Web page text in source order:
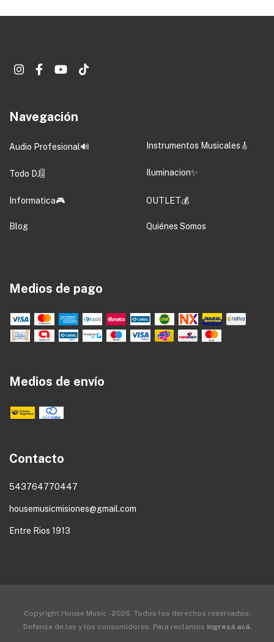
Navegación
Audio Profesional🔊 Instrumentos Musicales🎸
Todo DJ🎚️ Iluminacion✨
Informatica🎮 OUTLET💰
Blog Quiénes Somos
Medios de pago
Medios de envío
Contacto
543764770447
housemusicmisiones@gmail.com
Entre Rios 1913
Copyright House Music - 2026. Todos los derechos reservados.
Defensa de las y los consumidores. Para reclamos ingresá acá.